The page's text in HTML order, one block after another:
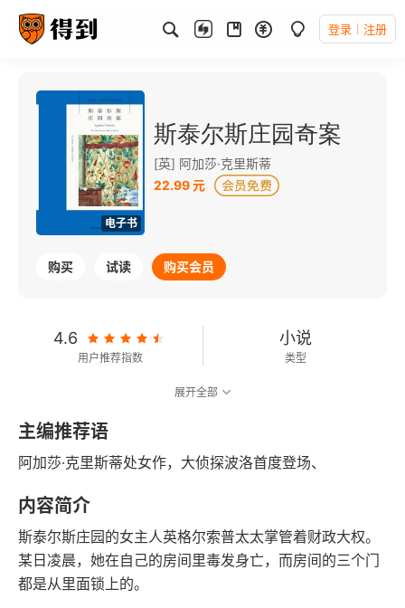
登录 注册
电子书
斯泰尔斯庄园奇案
[英] 阿加莎·克里斯蒂
22.99 元
购买 试读 购买会员
4.6
用户推荐指数
小说
类型
107千字
字数
2013-03-01
发行日期
展开全部
主编推荐语
阿加莎·克里斯蒂处女作，大侦探波洛首度登场、
内容简介
斯泰尔斯庄园的女主人英格尔索普太太掌管着财政大权。
某日凌晨，她在自己的房间里毒发身亡，而房间的三个门
都是从里面锁上的。